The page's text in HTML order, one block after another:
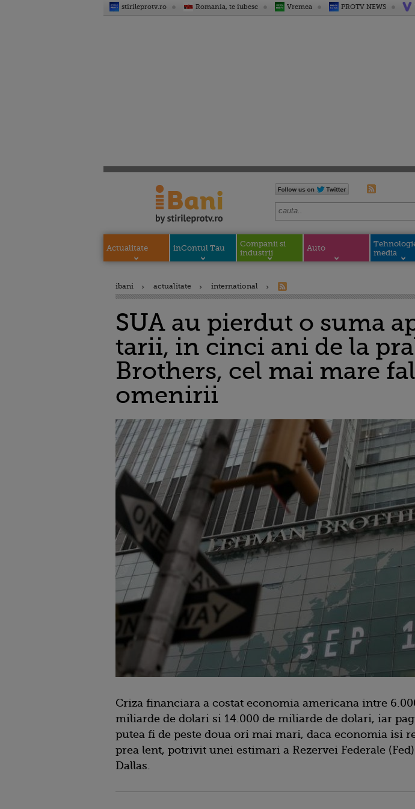
stirileprotv.ro Romania, te iubesc Vremea PROTV NEWS
Actualitate inContul Tau
Companii si
industrii
Auto
media
ibani actualitate international
SUA au pierdut o suma
tarii, in cinci ani de la
Brothers, cel mai mare
omenirii
Criza financiara a costat economia americana intre
miliarde de dolari si 14.000 de miliarde de dolari, iar
putea fi de peste doua ori mai mari, daca economia isi
prea lent, potrivit unei estimari a Rezervei Federale
Dallas.